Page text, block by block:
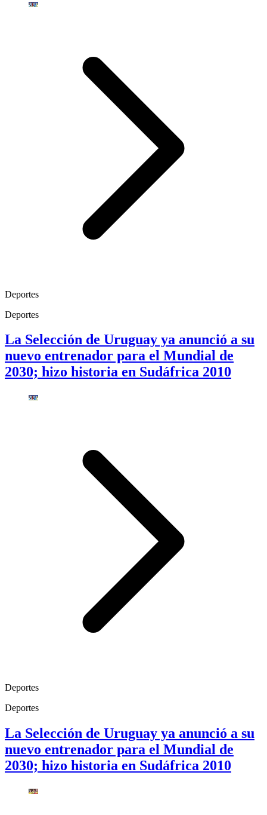
Deportes
Deportes
La Selección de Uruguay ya anunció a su
nuevo entrenador para el Mundial de
2030; hizo historia en Sudáfrica 2010
Deportes
Deportes
La Selección de Uruguay ya anunció a su
nuevo entrenador para el Mundial de
2030; hizo historia en Sudáfrica 2010